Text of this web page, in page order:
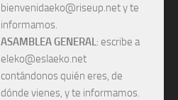
bienvenidaeko@riseup.net y te
informamos.
ASAMBLEA GENERAL: escribe a
eleko@eslaeko.net
contándonos quién eres, de
dónde vienes, y te informamos.